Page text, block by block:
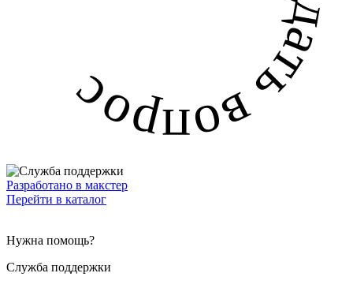
Разработано в макстер
Перейти в каталог
Нужна помощь?
Служба поддержки